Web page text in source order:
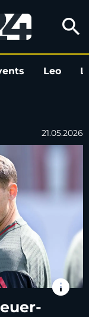
search
Leo
21.05.2026
info